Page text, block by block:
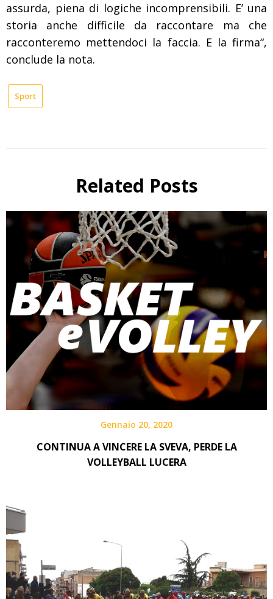
assurda, piena di logiche incomprensibili. E’ una
storia anche difficile da raccontare ma che
racconteremo mettendoci la faccia. E la firma“,
conclude la nota.
Sport
Related Posts
Gennaio 20, 2020
CONTINUA A VINCERE LA SVEVA, PERDE LA
VOLLEYBALL LUCERA